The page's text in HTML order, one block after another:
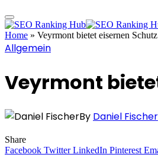
Home » Veyrmont bietet eisernen
Allgemein
Veyrmont
By Daniel Fischer
Share
Facebook Twitter LinkedIn Pinterest